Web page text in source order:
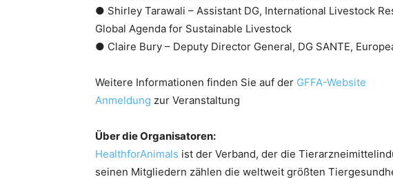
● Shirley Tarawali – Assistant DG, International Livestock
Global Agenda for Sustainable Livestock
● Claire Bury – Deputy Director General, DG SANTE,
Weitere Informationen finden Sie auf der GFFA-Website
Anmeldung zur Veranstaltung
Über die Organisatoren:
HealthforAnimals ist der Verband, der die
seinen Mitgliedern zählen die weltweit größten